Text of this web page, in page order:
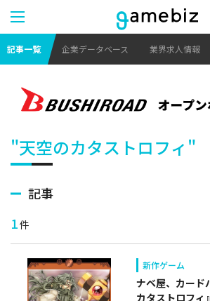
記事一覧 企業データベース 業界求人情報
"天空のカタストロフィ"
記事
1件
新作ゲーム
ナベ屋、カード
カタストロフィ